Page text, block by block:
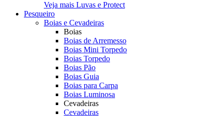
Veja mais Luvas e Protect
Pesqueiro
Boias e Cevadeiras
Boias
Boias de Arremesso
Boias Mini Torpedo
Boias Torpedo
Boias Pão
Boias Guia
Boias para Carpa
Boias Luminosa
Cevadeiras
Cevadeiras